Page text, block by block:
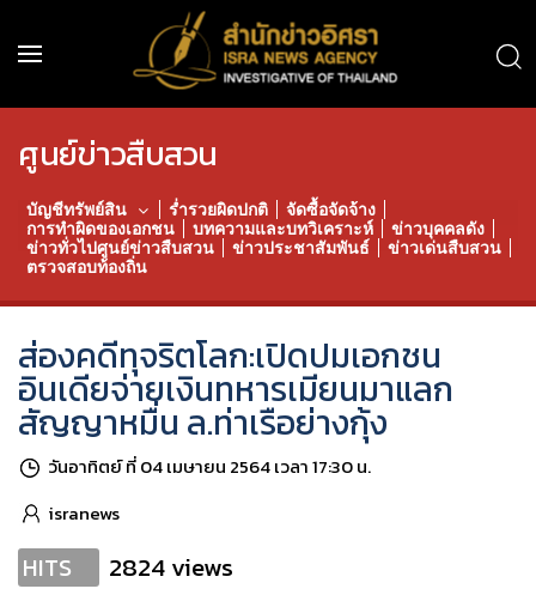
ศูนย์ข่าวสืบสวน
บัญชีทรัพย์สิน ร่ำรวยผิดปกติ
จัดซื้อจัดจ้าง
การทำผิดของเอกชน
บทความและบทวิเคราะห์
ข่าวบุคคลดัง
ข่าวทั่วไปศูนย์ข่าวสืบสวน
ข่าวประชาสัมพันธ์
ข่าวเด่นสืบสวน
ตรวจสอบท้องถิ่น
ส่องคดีทุจริตโลก:เปิดปมเอกชน
อินเดียจ่ายเงินทหารเมียนมาแลก
สัญญาหมื่น ล.ท่าเรือย่างกุ้ง
วันอาทิตย์ ที่ 04 เมษายน 2564 เวลา 17:30 น.
isranews
HITS 2824 views